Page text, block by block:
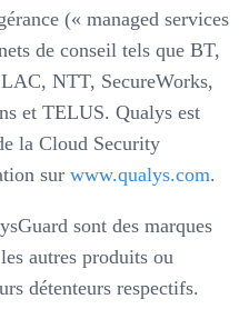
(« managed services
de conseil tels que BT,
NTT, SecureWorks,
et TELUS. Qualys est
la Cloud Security
sur www.qualys.com.
sont des marques
autres produits ou
détenteurs respectifs.